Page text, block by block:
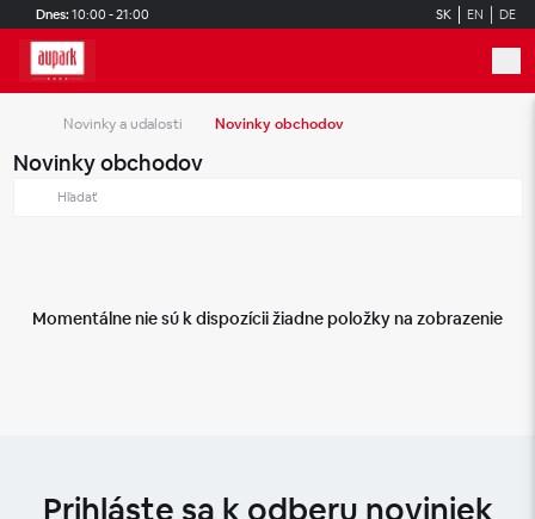
Skip to main content
Dnes: 10:00 - 21:00 SK EN DE
Novinky a udalosti Novinky obchodov
Novinky obchodov
Momentálne nie sú k dispozícii žiadne položky na zobrazenie
Prihláste sa k odberu noviniek